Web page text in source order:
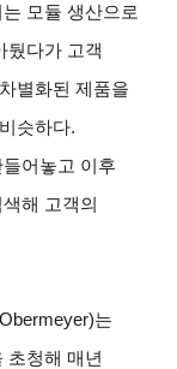
모듈 생산으로
뒀다가 고객
별화된 제품을
슷하다.
어놓고 이후
해 고객의
는
초청해 매년